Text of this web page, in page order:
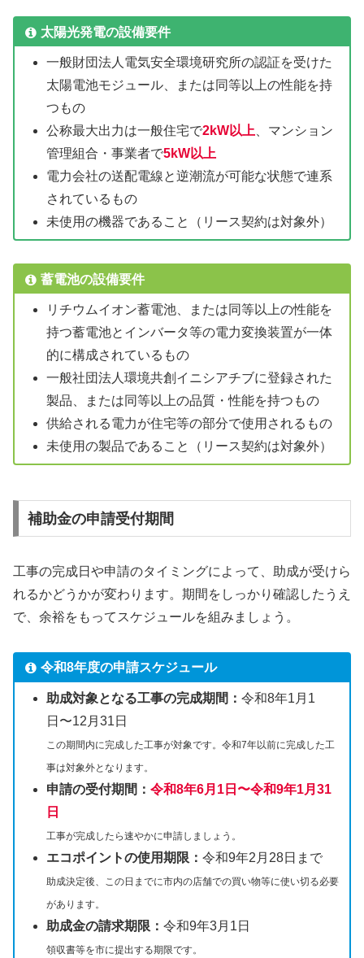
太陽光発電の設備要件
一般財団法人電気安全環境研究所の認証を受けた
太陽電池モジュール、または同等以上の性能を持
つもの
公称最大出力は一般住宅で2kW以上 、マンション
管理組合・事業者で5kW以上
電力会社の送配電線と逆潮流が可能な状態で連系
されているもの
未使用の機器であること（リース契約は対象外）
蓄電池の設備要件
リチウムイオン蓄電池、または同等以上の性能を
持つ蓄電池とインバータ等の電力変換装置が一体
的に構成されているもの
一般社団法人環境共創イニシアチブに登録された
製品、または同等以上の品質・性能を持つもの
供給される電力が住宅等の部分で使用されるもの
未使用の製品であること（リース契約は対象外）
補助金の申請受付期間
工事の完成日や申請のタイミングによって、助成が受けら
れるかどうかが変わります。期間をしっかり確認したうえ
で、余裕をもってスケジュールを組みましょう。
令和8年度の申請スケジュール
助成対象となる工事の完成期間： 令和8年1月1
日〜12月31日
この期間内に完成した工事が対象です。令和7年以前に完成した工
事は対象外となります。
申請の受付期間： 令和8年6月1日〜令和9年1月31
日
工事が完成したら速やかに申請しましょう。
エコポイントの使用期限： 令和9年2月28日まで
助成決定後、この日までに市内の店舗での買い物等に使い切る必要
があります。
助成金の請求期限： 令和9年3月1日
領収書等を市に提出する期限です。